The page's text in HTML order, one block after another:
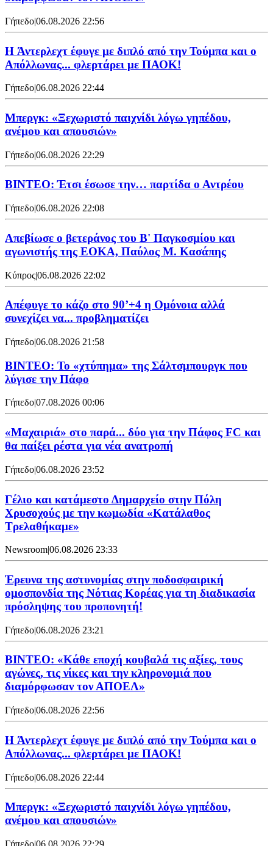
Γήπεδο|06.08.2026 22:56
H Άντερλεχτ έφυγε με διπλό από την Τούμπα και ο
Απόλλωνας... φλερτάρει με ΠΑΟΚ!
Γήπεδο|06.08.2026 22:44
Μπεργκ: «Ξεχωριστό παιχνίδι λόγω γηπέδου,
ανέμου και απουσιών»
Γήπεδο|06.08.2026 22:29
ΒΙΝΤΕΟ: Έτσι έσωσε την… παρτίδα ο Αντρέου
Γήπεδο|06.08.2026 22:08
Απεβίωσε ο βετεράνος του Β' Παγκοσμίου και
αγωνιστής της ΕΟΚΑ, Παύλος Μ. Κασάπης
Κύπρος|06.08.2026 22:02
Απέφυγε το κάζο στο 90’+4 η Ομόνοια αλλά
συνεχίζει να... προβληματίζει
Γήπεδο|06.08.2026 21:58
ΒΙΝΤΕΟ: Το «χτύπημα» της Σάλτσμπουργκ που
λύγισε την Πάφο
Γήπεδο|07.08.2026 00:06
«Μαχαιριά» στο παρά... δύο για την Πάφος FC και
θα παίξει ρέστα για νέα ανατροπή
Γήπεδο|06.08.2026 23:52
Γέλιο και κατάμεστο Δημαρχείο στην Πόλη
Χρυσοχούς με την κωμωδία «Κατάλαθος
Τρελαθήκαμε»
Newsroom|06.08.2026 23:33
Έρευνα της αστυνομίας στην ποδοσφαιρική
ομοσπονδία της Νότιας Κορέας για τη διαδικασία
πρόσληψης του προπονητή!
Γήπεδο|06.08.2026 23:21
ΒΙΝΤΕΟ: «Κάθε εποχή κουβαλά τις αξίες, τους
αγώνες, τις νίκες και την κληρονομιά που
διαμόρφωσαν τον ΑΠΟΕΛ»
Γήπεδο|06.08.2026 22:56
H Άντερλεχτ έφυγε με διπλό από την Τούμπα και ο
Απόλλωνας... φλερτάρει με ΠΑΟΚ!
Γήπεδο|06.08.2026 22:44
Μπεργκ: «Ξεχωριστό παιχνίδι λόγω γηπέδου,
ανέμου και απουσιών»
Γήπεδο|06.08.2026 22:29